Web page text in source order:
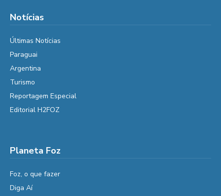
Notícias
Últimas Notícias
Paraguai
Argentina
Turismo
Reportagem Especial
Editorial H2FOZ
Planeta Foz
Foz, o que fazer
Diga Aí